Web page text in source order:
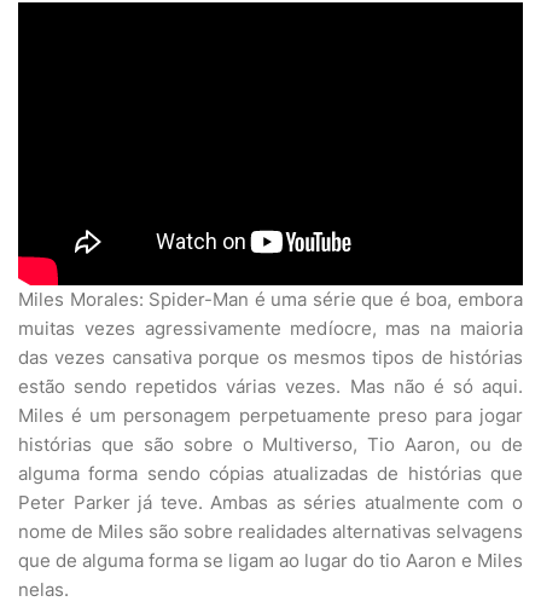
Miles Morales: Spider-Man é uma série que é boa, embora
muitas vezes agressivamente medíocre, mas na maioria
das vezes cansativa porque os mesmos tipos de histórias
estão sendo repetidos várias vezes. Mas não é só aqui.
Miles é um personagem perpetuamente preso para jogar
histórias que são sobre o Multiverso, Tio Aaron, ou de
alguma forma sendo cópias atualizadas de histórias que
Peter Parker já teve. Ambas as séries atualmente com o
nome de Miles são sobre realidades alternativas selvagens
que de alguma forma se ligam ao lugar do tio Aaron e Miles
nelas.